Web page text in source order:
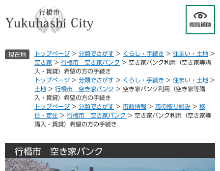
現在地 トップページ > 分類でさがす > くらし・手続き > 住まい・土地 >
空き家 > 行橋市 空き家バンク > 空き家バンク利用（空き家等購
入・賃貸）希望の方の手続き
トップページ > 分類でさがす > くらし・手続き > 住まい・土地 >
土地 > 行橋市 空き家バンク > 空き家バンク利用（空き家等購
入・賃貸）希望の方の手続き
トップページ > 分類でさがす > 市政情報 > 市の取り組み > 移
住・定住 > 行橋市 空き家バンク > 空き家バンク利用（空き家等
購入・賃貸）希望の方の手続き
行橋市 空き家バンク